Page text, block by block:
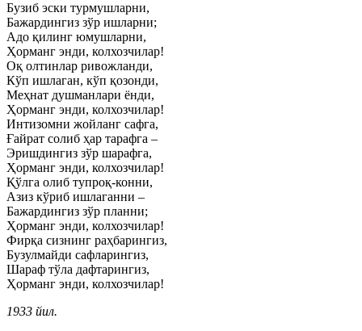
Бузиб эски турмушларни,
Бажардингиз зўр ишларни;
Адо қилинг юмушларни,
Ҳорманг энди, колхозчилар!
Оқ олтинлар ривожланди,
Кўп ишлаган, кўп қозонди,
Меҳнат душманлари ёнди,
Ҳорманг энди, колхозчилар!
Интизомни жойланг сафга,
Ғайрат солиб ҳар тарафга –
Эришдингиз зўр шарафга,
Ҳорманг энди, колхозчилар!
Қўлга олиб тупроқ-конни,
Азиз кўриб ишлаганни –
Бажардингиз зўр планни;
Ҳорманг энди, колхозчилар!
Фирқа сизнинг раҳбарингиз,
Бузулмайди сафларингиз,
Шараф тўла дафтарингиз,
Ҳорманг энди, колхозчилар!
1933 йил.